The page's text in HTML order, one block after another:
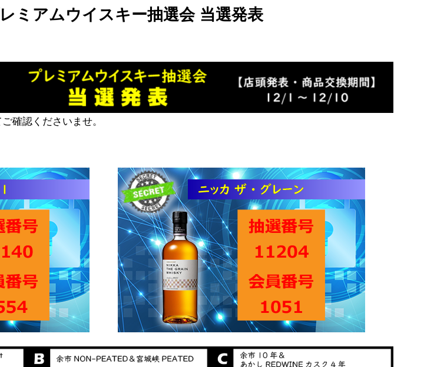
ミアムウイスキー抽選会 当選発表
確認くださいませ。